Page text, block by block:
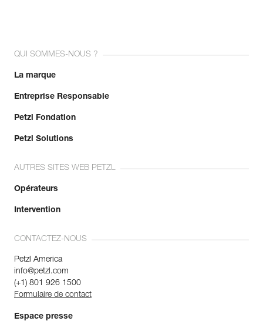
QUI SOMMES-NOUS ?
La marque
Entreprise Responsable
Petzl Fondation
Petzl Solutions
AUTRES SITES WEB PETZL
Opérateurs
Intervention
CONTACTEZ-NOUS
Petzl America
info@petzl.com
(+1) 801 926 1500
Formulaire de contact
Espace presse